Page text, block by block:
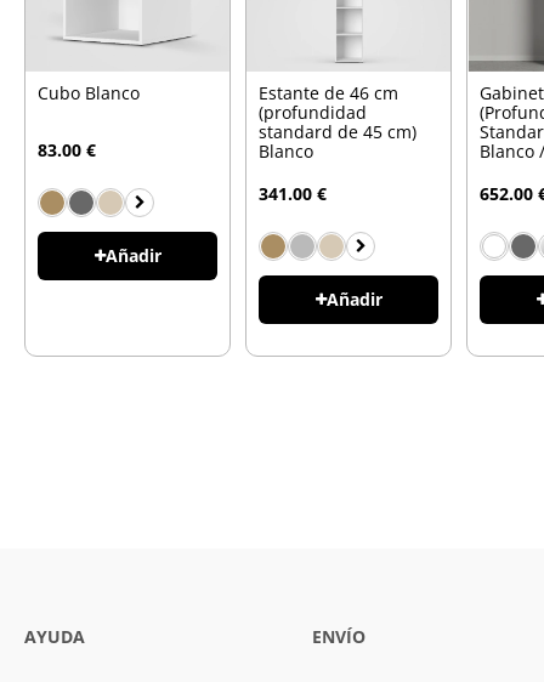
Cubo Blanco
83.00 €
Añadir
Estante de 46 cm
(profundidad
standard de 45 cm)
Blanco
341.00 €
Añadir
Blanco
652.00
AYUDA ENVÍO